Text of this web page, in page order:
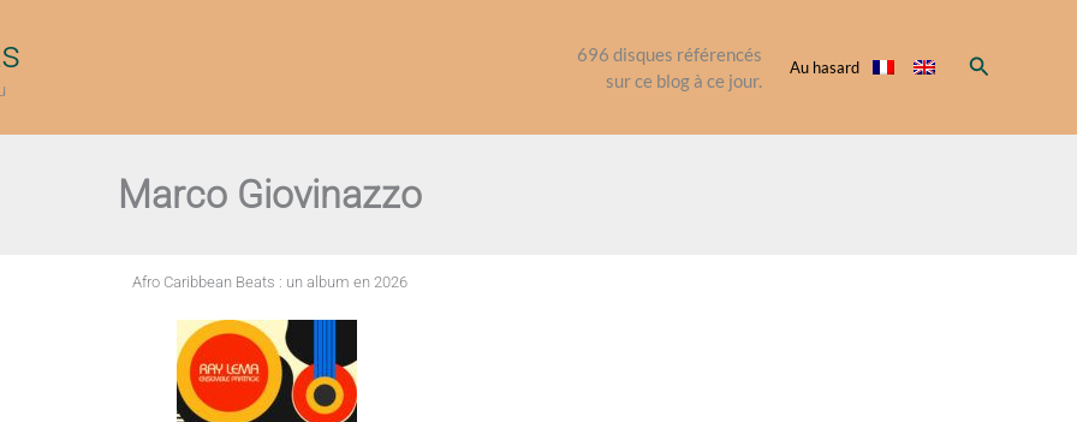
696 disques référencés
sur ce blog à ce jour.
Au hasard Rechercher
Marco Giovinazzo
Afro Caribbean Beats : un album en 2026